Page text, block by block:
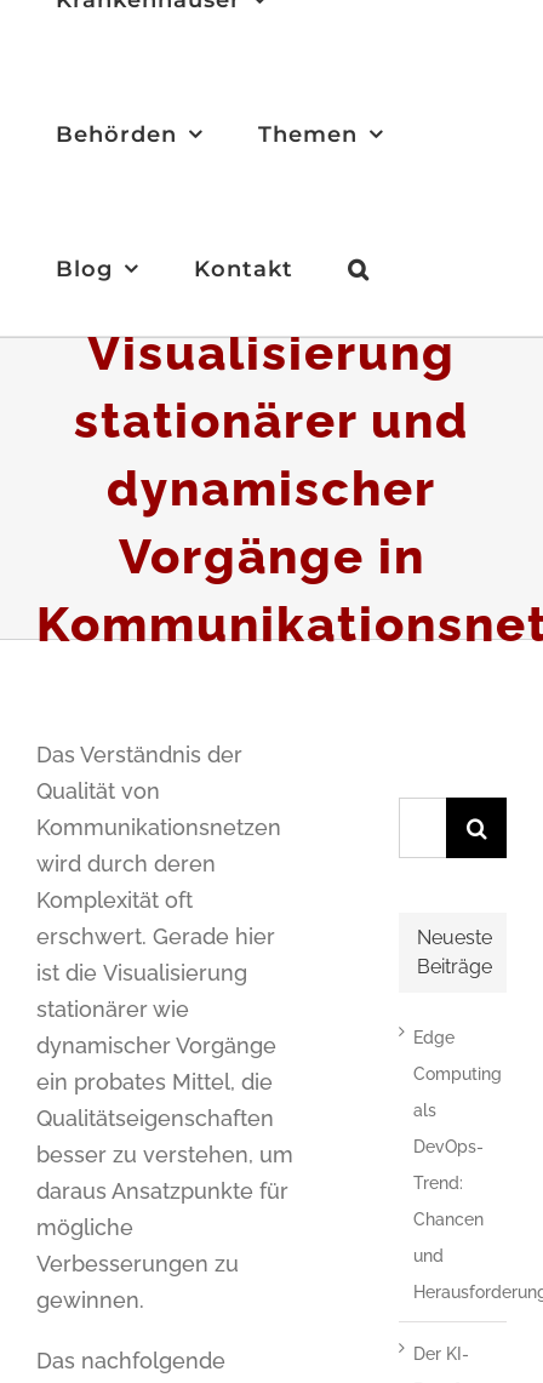
Behörden Themen
Blog Kontakt
Visualisierung
stationärer und
dynamischer
Vorgänge in
Das Verständnis der
Qualität von
Kommunikationsnetzen
wird durch deren
Komplexität oft
erschwert. Gerade hier
ist die Visualisierung
stationärer wie
dynamischer Vorgänge
ein probates Mittel, die
Qualitätseigenschaften
besser zu verstehen, um
daraus Ansatzpunkte für
mögliche
Verbesserungen zu
gewinnen.
Das nachfolgende
Neueste
Beiträge
Edge
Computing
als
DevOps-
Trend:
Chancen
und
Der KI-